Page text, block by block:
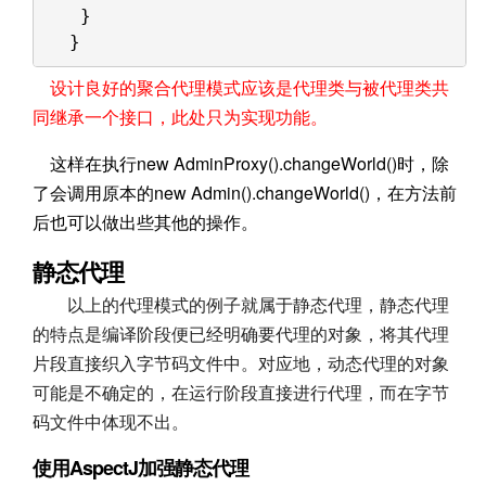
}
}
设计良好的聚合代理模式应该是代理类与被代理类共
同继承一个接口，此处只为实现功能。
这样在执行new AdminProxy().changeWorld()时，除
了会调用原本的new Admin().changeWorld()，在方法前
后也可以做出些其他的操作。
静态代理
以上的代理模式的例子就属于静态代理，静态代理
的特点是编译阶段便已经明确要代理的对象，将其代理
片段直接织入字节码文件中。对应地，动态代理的对象
可能是不确定的，在运行阶段直接进行代理，而在字节
码文件中体现不出。
使用AspectJ加强静态代理